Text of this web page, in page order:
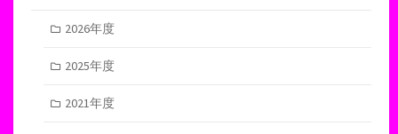
2026年度
2025年度
2021年度